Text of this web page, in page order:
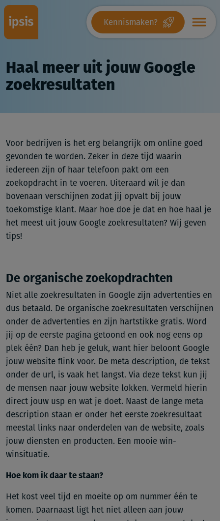
Kennismaken?
Haal meer uit jouw Google
zoekresultaten
Voor bedrijven is het erg belangrijk om online goed
gevonden te worden. Zeker in deze tijd waarin
iedereen zijn of haar telefoon pakt om een
zoekopdracht in te voeren. Uiteraard wil je dan
bovenaan verschijnen zodat jij opvalt bij jouw
toekomstige klant. Maar hoe doe je dat en hoe haal je
het meest uit jouw Google zoekresultaten? Wij geven
tips!
De organische zoekopdrachten
Niet alle zoekresultaten in Google zijn advertenties en
dus betaald. De organische zoekresultaten verschijnen
onder de advertenties en zijn hartstikke gratis. Word
jij op de eerste pagina getoond en ook nog eens op
plek één? Dan heb je geluk, want hier beloont Google
jouw website flink voor. De meta description, de tekst
onder de url, is vaak het langst. Via deze tekst kun jij
de mensen naar jouw website lokken. Vermeld hierin
direct jouw usp en wat je doet. Naast de lange meta
description staan er onder het eerste zoekresultaat
meestal links naar onderdelen van de website, zoals
jouw diensten en producten. Een mooie win-
winsituatie.
Hoe kom ik daar te staan?
Het kost veel tijd en moeite op om nummer één te
komen. Daarnaast ligt het niet alleen aan jouw